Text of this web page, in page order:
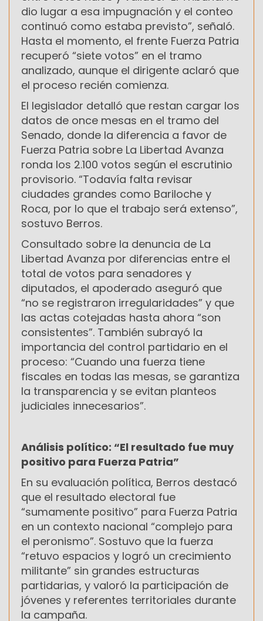
dio lugar a esa impugnación y el conteo
continuó como estaba previsto”, señaló.
Hasta el momento, el frente Fuerza Patria
recuperó “siete votos” en el tramo
analizado, aunque el dirigente aclaró que
el proceso recién comienza.
El legislador detalló que restan cargar los
datos de once mesas en el tramo del
Senado, donde la diferencia a favor de
Fuerza Patria sobre La Libertad Avanza
ronda los 2.100 votos según el escrutinio
provisorio. “Todavía falta revisar
ciudades grandes como Bariloche y
Roca, por lo que el trabajo será extenso”,
sostuvo Berros.
Consultado sobre la denuncia de La
Libertad Avanza por diferencias entre el
total de votos para senadores y
diputados, el apoderado aseguró que
“no se registraron irregularidades” y que
las actas cotejadas hasta ahora “son
consistentes”. También subrayó la
importancia del control partidario en el
proceso: “Cuando una fuerza tiene
fiscales en todas las mesas, se garantiza
la transparencia y se evitan planteos
judiciales innecesarios”.
Análisis político: “El resultado fue muy
positivo para Fuerza Patria”
En su evaluación política, Berros destacó
que el resultado electoral fue
“sumamente positivo” para Fuerza Patria
en un contexto nacional “complejo para
el peronismo”. Sostuvo que la fuerza
“retuvo espacios y logró un crecimiento
militante” sin grandes estructuras
partidarias, y valoró la participación de
jóvenes y referentes territoriales durante
la campaña.